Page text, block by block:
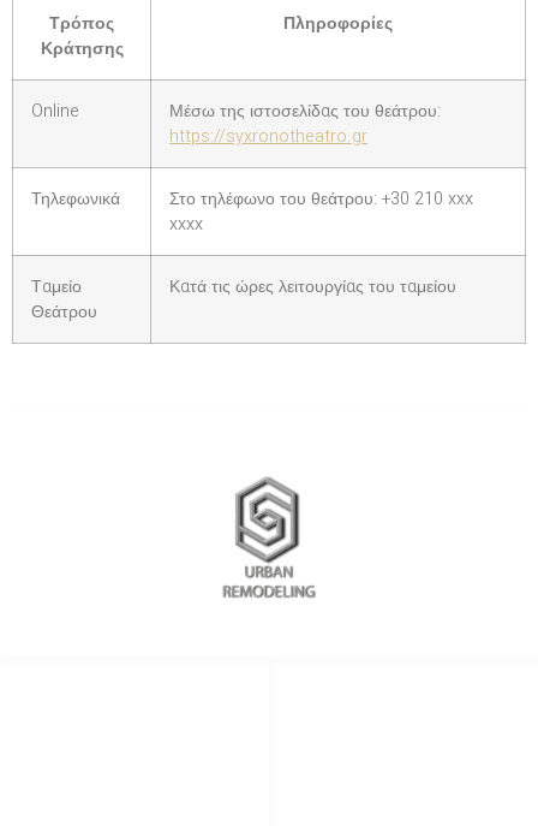
Τρόπος
Κράτησης
Πληροφορίες
Online
Μέσω της ιστοσελίδας του θεάτρου:
https://syxronotheatro.gr
Τηλεφωνικά
Στο τηλέφωνο του θεάτρου: +30 210 xxx
xxxx
Ταμείο
Θεάτρου
Κατά τις ώρες λειτουργίας του ταμείου